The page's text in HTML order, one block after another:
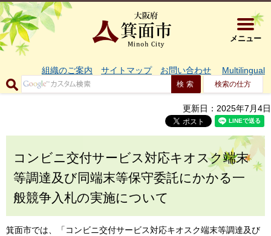
大阪府箕
メニュー
組織のご案内 サイトマップ お問い合わせ Multilingual
検索の仕方
更新日：2025年7月4日
コンビニ交付サービス対応キオスク端末
等調達及び同端末等保守委託にかかる一
般競争入札の実施について
箕面市では、「コンビニ交付サービス対応キオスク端末等調達及び